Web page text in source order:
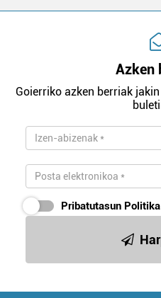
Azken
Goierriko azken berriak
Pribatutasun Politika